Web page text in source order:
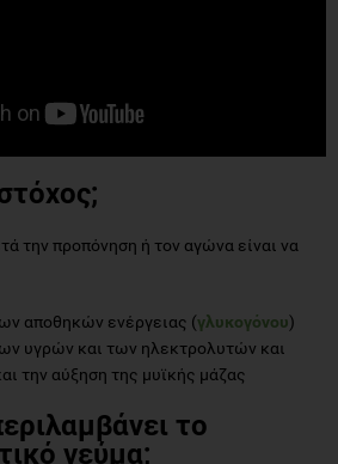
την προπόνηση ή τον αγώνα είναι να
αποθηκών ενέργειας (γλυκογόνου)
υγρών και των ηλεκτρολυτών και
την αύξηση της μυϊκής μάζας
το
γεύμα;